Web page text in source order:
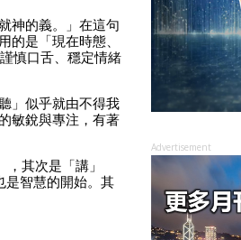
神的義。」在這句
的是「現在時態、
慎口舌、穩定情緒
」似乎就由不得我
敏銳與專注，有著
其次是「講」
是智慧的開始。其
Advertisement